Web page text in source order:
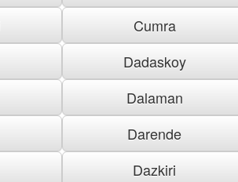
Cumra
Dadaskoy
Dalaman
Darende
Dazkiri